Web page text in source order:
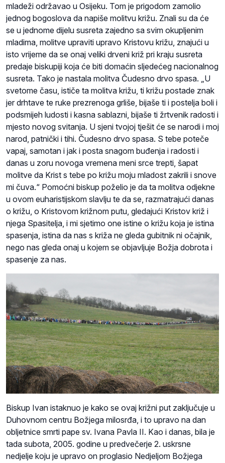
mladeži održavao u Osijeku. Tom je prigodom zamolio
jednog bogoslova da napiše molitvu križu. Znali su da će
se u jednome dijelu susreta zajedno sa svim okupljenim
mladima, molitve upraviti upravo Kristovu križu, znajući u
isto vrijeme da se onaj veliki drveni križ pri kraju susreta
predaje biskupiji koja će biti domaćin sljedećeg nacionalnog
susreta. Tako je nastala molitva Čudesno drvo spasa. „U
svetome času, ističe ta molitva križu, ti križu postade znak
jer drhtave te ruke prezrenoga grliše, bijaše ti i postelja boli i
podsmijeh ludosti i kasna sablazni, bijaše ti žrtvenik radosti i
mjesto novog svitanja. U sjeni tvojoj tješit će se narodi i moj
narod, patnički i tihi. Čudesno drvo spasa. S tebe poteče
vapaj, samotan i jak i posta snagom buđenja i radosti i
danas u zoru novoga vremena meni srce trepti, šapat
molitve da Krist s tebe po križu moju mladost zakrili i snove
mi čuva.“ Pomoćni biskup poželio je da ta molitva odjekne
u ovom euharistijskom slavlju te da se, razmatrajući danas
o križu, o Kristovom križnom putu, gledajući Kristov križ i
njega Spasitelja, i mi sjetimo one istine o križu koja je istina
spasenja, istina da nas s križa ne gleda gubitnik ni očajnik,
nego nas gleda onaj u kojem se objavljuje Božja dobrota i
spasenje za nas.
Biskup Ivan istaknuo je kako se ovaj križni put zaključuje u
Duhovnom centru Božjega milosrđa, i to upravo na dan
obljetnice smrti pape sv. Ivana Pavla II. Kao i danas, bila je
tada subota, 2005. godine u predvečerje 2. uskrsne
nedjelje koju je upravo on proglasio Nedjeljom Božjega